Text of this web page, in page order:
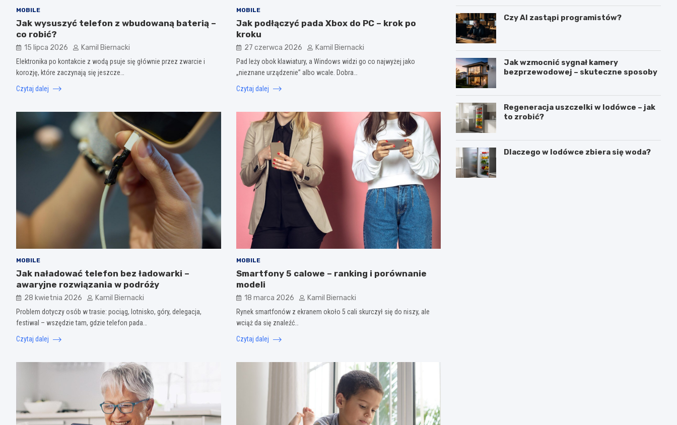
MOBILE
Jak wysuszyć telefon z wbudowaną baterią –
co robić?
15 lipca 2026 Kamil Biernacki
Elektronika po kontakcie z wodą psuje się głównie przez zwarcie i
korozję, które zaczynają się jeszcze…
Czytaj dalej
MOBILE
Jak podłączyć pada Xbox do PC – krok po
kroku
27 czerwca 2026 Kamil Biernacki
Pad leży obok klawiatury, a Windows widzi go co najwyżej jako
„nieznane urządzenie” albo wcale. Dobra…
Czytaj dalej
MOBILE
Jak naładować telefon bez ładowarki –
awaryjne rozwiązania w podróży
28 kwietnia 2026 Kamil Biernacki
Problem dotyczy osób w trasie: pociąg, lotnisko, góry, delegacja,
festiwal – wszędzie tam, gdzie telefon pada…
Czytaj dalej
MOBILE
Smartfony 5 calowe – ranking i porównanie
modeli
18 marca 2026 Kamil Biernacki
Rynek smartfonów z ekranem około 5 cali skurczył się do niszy, ale
wciąż da się znaleźć…
Czytaj dalej
Czy AI zastąpi programistów?
Jak wzmocnić sygnał kamery
bezprzewodowej – skuteczne sposoby
Regeneracja uszczelki w lodówce – jak
to zrobić?
Dlaczego w lodówce zbiera się woda?